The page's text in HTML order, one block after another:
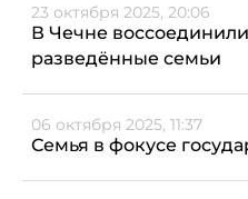
23 октября 2025, 20:06
В Чечне
разведённые семьи
06 октября 2025, 11:37
Семья в фокусе